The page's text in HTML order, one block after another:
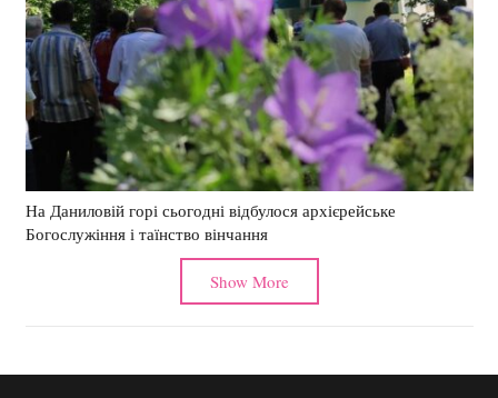
На Даниловій горі сьогодні відбулося архієрейське
Богослужіння і таїнство вінчання
Show More